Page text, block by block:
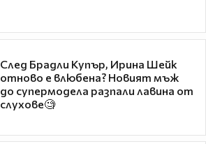
След Брадли Купър, Ирина Шейк
отново е влюбена? Новият мъж
до супермодела разпали лавина от
слухове🧐